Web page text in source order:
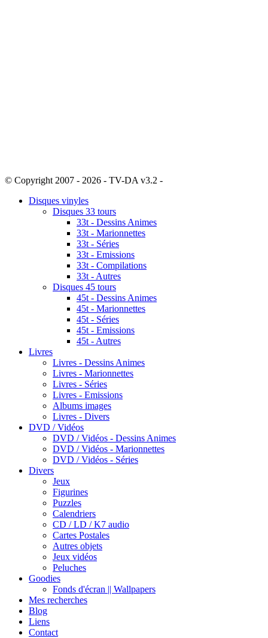
© Copyright 2007 - 2026 - TV-DA v3.2 -
Disques vinyles
Disques 33 tours
33t - Dessins Animes
33t - Marionnettes
33t - Séries
33t - Emissions
33t - Compilations
33t - Autres
Disques 45 tours
45t - Dessins Animes
45t - Marionnettes
45t - Séries
45t - Emissions
45t - Autres
Livres
Livres - Dessins Animes
Livres - Marionnettes
Livres - Séries
Livres - Emissions
Albums images
Livres - Divers
DVD / Vidéos
DVD / Vidéos - Dessins Animes
DVD / Vidéos - Marionnettes
DVD / Vidéos - Séries
Divers
Jeux
Figurines
Puzzles
Calendriers
CD / LD / K7 audio
Cartes Postales
Autres objets
Jeux vidéos
Peluches
Goodies
Fonds d'écran || Wallpapers
Mes recherches
Blog
Liens
Contact